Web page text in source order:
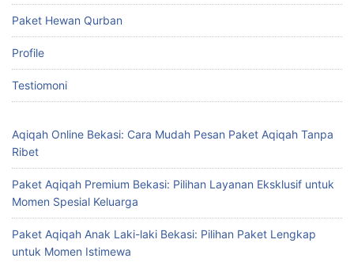
Paket Hewan Qurban
Profile
Testiomoni
Aqiqah Online Bekasi: Cara Mudah Pesan Paket Aqiqah Tanpa
Ribet
Paket Aqiqah Premium Bekasi: Pilihan Layanan Eksklusif untuk
Momen Spesial Keluarga
Paket Aqiqah Anak Laki-laki Bekasi: Pilihan Paket Lengkap
untuk Momen Istimewa